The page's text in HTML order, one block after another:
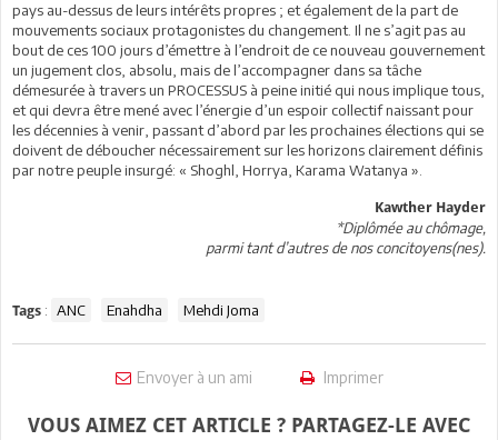
pays au-dessus de leurs intérêts propres ; et également de la part de
mouvements sociaux protagonistes du changement. Il ne s’agit pas au
bout de ces 100 jours d’émettre à l’endroit de ce nouveau gouvernement
un jugement clos, absolu, mais de l’accompagner dans sa tâche
démesurée à travers un PROCESSUS à peine initié qui nous implique tous,
et qui devra être mené avec l’énergie d’un espoir collectif naissant pour
les décennies à venir, passant d’abord par les prochaines élections qui se
doivent de déboucher nécessairement sur les horizons clairement définis
par notre peuple insurgé: « Shoghl, Horrya, Karama Watanya ».
Kawther Hayder
*Diplômée au chômage,
parmi tant d’autres de nos concitoyens(nes).
Tags : ANC Enahdha Mehdi Joma
Envoyer à un ami Imprimer
VOUS AIMEZ CET ARTICLE ? PARTAGEZ-LE AVEC